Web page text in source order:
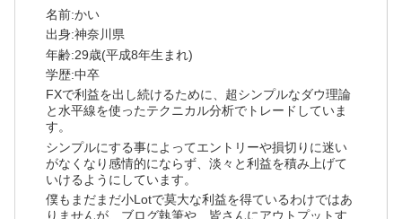
名前:かい
出身:神奈川県
年齢:29歳(平成8年生まれ)
学歴:中卒
FXで利益を出し続けるために、超シンプルなダウ理論
と水平線を使ったテクニカル分析でトレードしていま
す。
シンプルにする事によってエントリーや損切りに迷い
がなくなり感情的にならず、淡々と利益を積み上げて
いけるようにしています。
僕もまだまだ小Lotで莫大な利益を得ているわけではあ
りませんが、ブログ執筆や、皆さんにアウトプットす